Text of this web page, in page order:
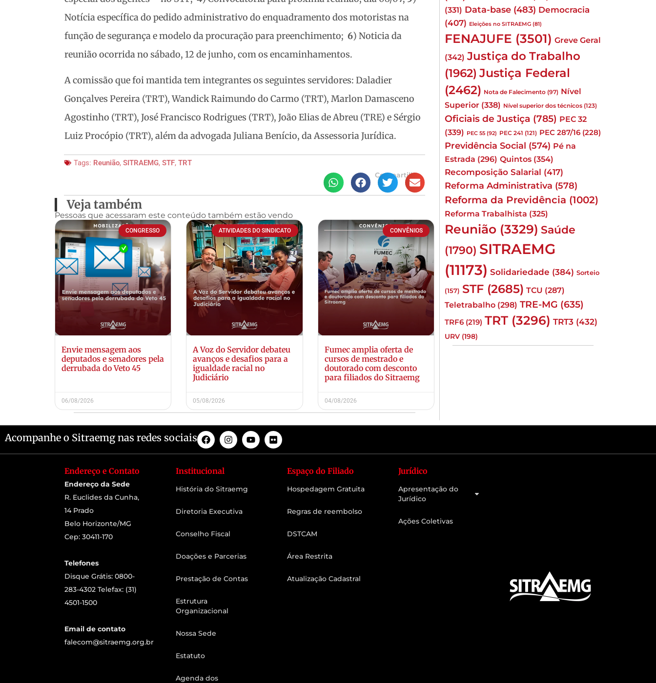
Notícia específica do pedido administrativo do enquadramento dos motoristas na
função de segurança e modelo da procuração para preenchimento; 6) Noticia da
reunião ocorrida no sábado, 12 de junho, com os encaminhamentos.
A comissão que foi mantida tem integrantes os seguintes servidores: Daladier
Gonçalves Pereira (TRT), Wandick Raimundo do Carmo (TRT), Marlon Damasceno
Agostinho (TRT), José Francisco Rodrigues (TRT), João Elias de Abreu (TRE) e Sérgio
Luiz Procópio (TRT), além da advogada Juliana Benício, da Assessoria Jurídica.
Tags: Reunião, SITRAEMG, STF, TRT
Compartilhe
Veja também
Pessoas que acessaram este conteúdo também estão vendo
CONGRESSO
Envie mensagem aos
deputados e senadores pela
derrubada do Veto 45
06/08/2026
ATIVIDADES DO SINDICATO
A Voz do Servidor debateu
avanços e desafios para a
igualdade racial no
Judiciário
05/08/2026
CONVÊNIOS
Fumec amplia oferta de
cursos de mestrado e
doutorado com desconto
para filiados do Sitraemg
04/08/2026
(331) Data-base (483) Democracia
(407) Eleições no SITRAEMG (81)
FENAJUFE (3501) Greve Geral
(342) Justiça do Trabalho
(1962) Justiça Federal
(2462) Nota de Falecimento (97) Nível
Superior (338) Nível superior dos técnicos (123)
Oficiais de Justiça (785) PEC 32
(339) PEC 55 (92) PEC 241 (121) PEC 287/16 (228)
Previdência Social (574) Pé na
Estrada (296) Quintos (354)
Recomposição Salarial (417)
Reforma Administrativa (578)
Reforma da Previdência (1002)
Reforma Trabalhista (325)
Reunião (3329) Saúde
(1790) SITRAEMG
(11173) Solidariedade (384) Sorteio
(157) STF (2685) TCU (287)
Teletrabalho (298) TRE-MG (635)
TRF6 (219) TRT (3296) TRT3 (432)
URV (198)
Acompanhe o Sitraemg nas redes sociais
Endereço e Contato
Endereço da Sede
R. Euclides da Cunha,
14 Prado
Belo Horizonte/MG
Cep: 30411-170
Telefones
Disque Grátis: 0800-
283-4302 Telefax: (31)
4501-1500
Email de contato
falecom@sitraemg.org.br
Institucional
História do Sitraemg
Diretoria Executiva
Conselho Fiscal
Doações e Parcerias
Prestação de Contas
Estrutura
Organizacional
Nossa Sede
Estatuto
Agenda dos
Espaço do Filiado
Hospedagem Gratuita
Regras de reembolso
DSTCAM
Área Restrita
Atualização Cadastral
Jurídico
Apresentação do
Jurídico
Ações Coletivas